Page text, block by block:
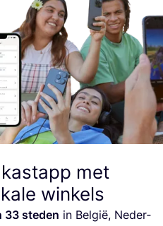
met
winkels
33 ste­den in Bel­gië, Neder­